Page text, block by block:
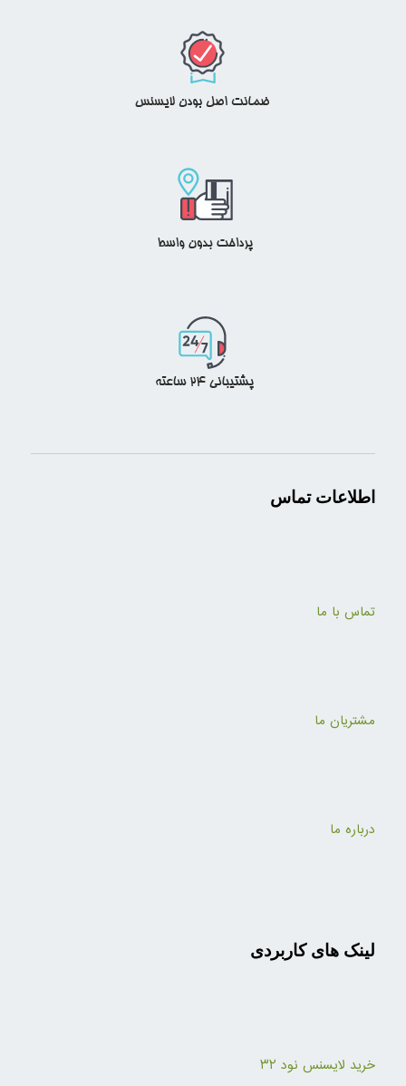
اطلاعات تماس
تماس با ما
مشتریان ما
درباره ما
لینک های کاربردی
خرید لایسنس نود ۳۲